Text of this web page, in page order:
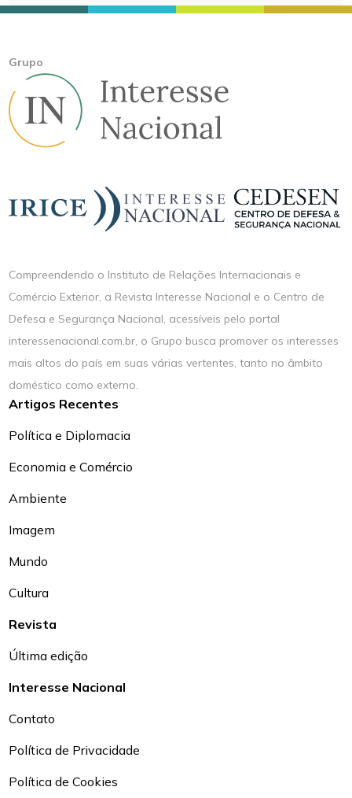
Grupo
Compreendendo o Instituto de Relações Internacionais e
Comércio Exterior, a Revista Interesse Nacional e o Centro de
Defesa e Segurança Nacional, acessíveis pelo portal
interessenacional.com.br, o Grupo busca promover os interesses
mais altos do país em suas várias vertentes, tanto no âmbito
doméstico como externo.
Artigos Recentes
Política e Diplomacia
Economia e Comércio
Ambiente
Imagem
Mundo
Cultura
Revista
Última edição
Interesse Nacional
Contato
Política de Privacidade
Política de Cookies